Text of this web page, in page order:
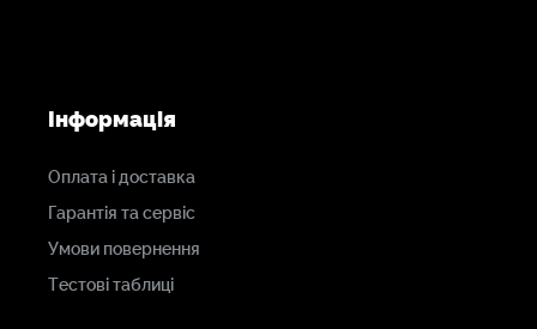
Bluetooth
Ні
Інформація
Оплата і доставка
Гарантія та сервіс
Умови повернення
Тестові таблиці